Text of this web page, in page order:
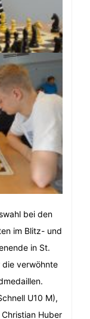
bei den
im Blitz- und
in St.
die verwöhnte
U10 M),
Huber